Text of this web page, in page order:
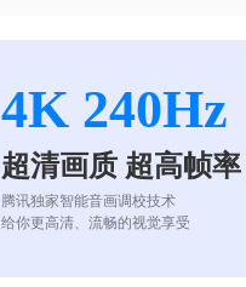
4K 240Hz
超清画质 超高帧
腾讯独家智能音画调校技术
给你更高清、流畅的视觉享受